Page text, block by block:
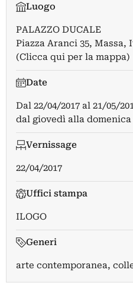
Luogo
PALAZZO DUCALE
Piazza Aranci 35, Massa,
(Clicca qui per la mappa)
Date
Dal 22/04/2017 al 21/05/
dal giovedì alla domenica
Vernissage
22/04/2017
Uffici stampa
ILOGO
Generi
arte contemporanea,